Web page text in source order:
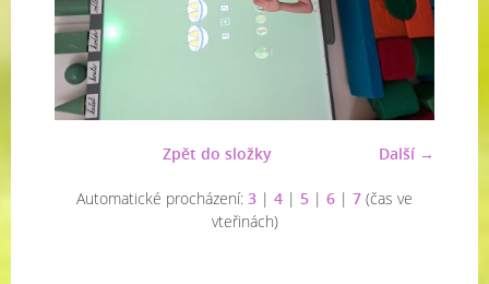
Další →
Zpět do složky
Automatické procházení: 3 | 4 | 5 | 6 | 7 (čas ve
vteřinách)